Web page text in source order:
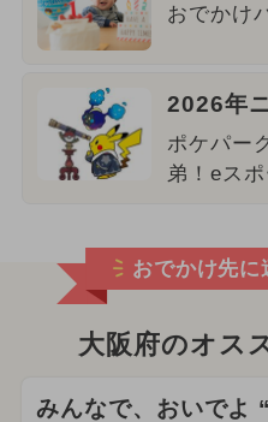
おでかけ
2026年
ポケパー
弟！eスポ
おでかけ先に
大阪府のオス
みんなで、おいでよ